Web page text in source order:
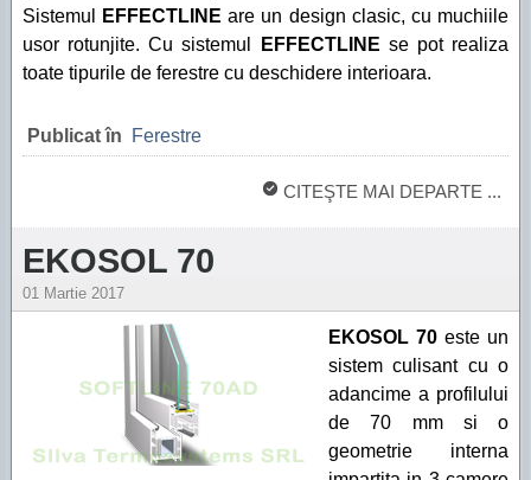
Sistemul
EFFECTLINE are un design clasic, cu muchiile
usor rotunjite. Cu sistemul
EFFECTLINE se pot realiza
toate tipurile de ferestre cu deschidere interioara.
Publicat în Ferestre
CITEŞTE MAI DEPARTE ...
EKOSOL 70
01 Martie 2017
EKOSOL 70 este un
sistem culisant cu o
adancime a profilului
de 70 mm si o
geometrie interna